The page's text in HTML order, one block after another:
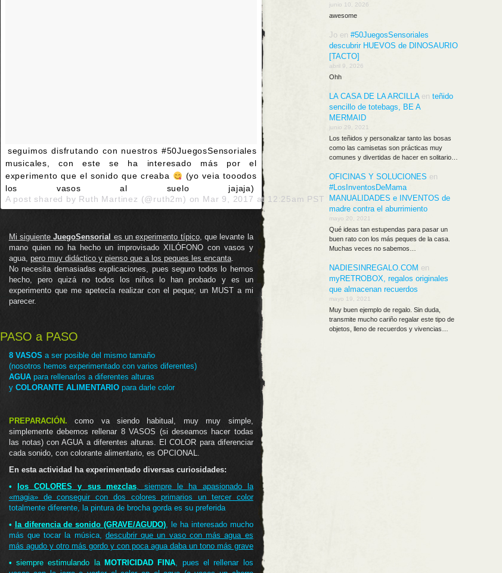
seguimos disfrutando con nuestros #50JuegosSensoriales
musicales, con este se ha interesado más por el
experimento que el sonido que creaba
(yo veia tooodos
los vasos al suelo jajaja)
A post shared by Ruth Martinez (@ruth2m) on Mar 9, 2017 at 12:25am PST
Mi siguienteJuegoSensorial es un experimento típico, que levante la
mano quien no ha hecho un improvisado XILÓFONO con vasos y
agua, pero muy didáctico y pienso que a los peques les encanta.
No necesita demasiadas explicaciones, pues seguro todos lo hemos
hecho, pero quizá no todos los niños lo han probado y es un
experimento que me apetecía realizar con el peque; un MUST a mi
parecer.
PASO a PASO
8 VASOS a ser posible del mismo tamaño
(nosotros hemos experimentado con varios diferentes)
AGUApara rellenarlos a diferentes alturas
y COLORANTE ALIMENTARIOpara darle color
PREPARACIÓN. como va siendo habitual, muy muy simple,
simplemente debemos rellenar 8 VASOS (si deseamos hacer todas
las notas) con AGUA a diferentes alturas. El COLOR para diferenciar
cada sonido, con colorante alimentario, es OPCIONAL.
En esta actividad ha experimentado diversas curiosidades:
•
los COLORES y sus mezclas, siempre le ha apasionado la
«magia» de conseguir con dos colores primarios un tercer color
totalmente diferente, la pintura de brocha gorda es su preferida
•
la diferencia de sonido (GRAVE/AGUDO), le ha interesado mucho
más que tocar la música, descubrir que un vaso con más agua es
más agudo y otro más gordo y con poca agua daba un tono más grave
•siempre estimulando laMOTRICIDAD FINA, pues el rellenar los
junio 10, 2026
awesome
Jo en #50JuegosSensoriales
descubrir HUEVOS de DINOSAURIO
[TACTO]
abril 9, 2026
Ohh
LA CASA DE LA ARCILLAen teñido
sencillo de totebags, BE A
MERMAID
junio 29, 2021
Los teñidos y personalizar tanto las bosas
como las camisetas son prácticas muy
comunes y divertidas de hacer en solitario…
OFICINAS Y SOLUCIONES en
#LosInventosDeMama
MANUALIDADES e INVENTOS de
madre contra el aburrimiento
mayo 20, 2021
Qué ideas tan estupendas para pasar un
buen rato con los más peques de la casa.
Muchas veces no sabemos…
NADIESINREGALO.COM en
myRETROBOX, regalos originales
que almacenan recuerdos
mayo 19, 2021
Muy buen ejemplo de regalo. Sin duda,
transmite mucho cariño regalar este tipo de
objetos, lleno de recuerdos y vivencias…